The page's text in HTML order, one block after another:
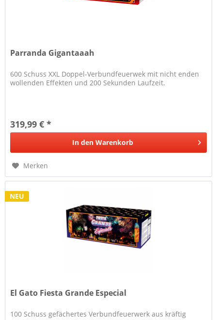
Parranda Gigantaaah
600 Schuss XXL Doppel-Verbundfeuerwek mit nicht enden
wollenden Effekten und 200 Sekunden Laufzeit.
319,99 € *
In den Warenkorb
Merken
NEU
El Gato Fiesta Grande Especial
100 Schuss gefächertes Verbundfeuerwerk aus kräftig